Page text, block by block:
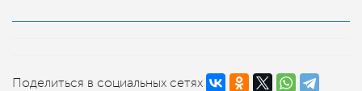
Поделиться в социальных сетях